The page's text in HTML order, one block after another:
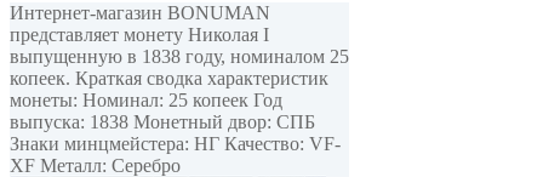
Интернет-магазин BONUMAN
представляет монету Николая I
выпущенную в 1838 году, номиналом 25
копеек. Краткая сводка характеристик
монеты: Номинал: 25 копеек Год
выпуска: 1838 Монетный двор: СПБ
Знаки минцмейстера: НГ Качество: VF-
XF Металл: Серебро